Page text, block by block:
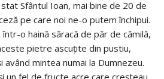
Sfântul Ioan, mai bine de 20 de
pe care noi ne-o putem închipui.
o haină săracă de păr de cămilă,
pietre ascuțite din pustiu,
mintea numai la Dumnezeu.